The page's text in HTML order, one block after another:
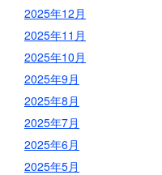
2025年12月
2025年11月
2025年10月
2025年9月
2025年8月
2025年7月
2025年6月
2025年5月